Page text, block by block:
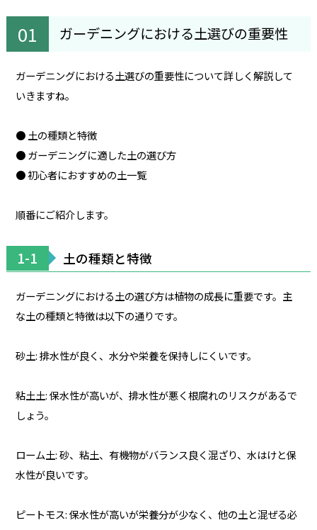
ガーデニングにおける土選びの重要性
ガーデニングにおける土選びの重要性について詳しく解説して
いきますね。
● 土の種類と特徴
● ガーデニングに適した土の選び方
● 初心者におすすめの土一覧
順番にご紹介します。
1-1 土の種類と特徴
ガーデニングにおける土の選び方は植物の成長に重要です。主
な土の種類と特徴は以下の通りです。
砂土: 排水性が良く、水分や栄養を保持しにくいです。
粘土土: 保水性が高いが、排水性が悪く根腐れのリスクがあるで
しょう。
ローム土: 砂、粘土、有機物がバランス良く混ざり、水はけと保
水性が良いです。
ピートモス: 保水性が高いが栄養分が少なく、他の土と混ぜる必